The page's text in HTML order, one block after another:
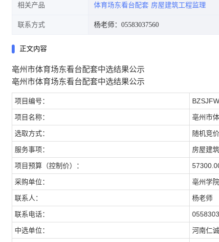
相关产品 体育场东看台配套 房屋建筑工程监理
联系方式 杨老师：05583037560
正文内容
亳州市体育场东看台配套中选结果公示
亳州市体育场东看台配套中选结果公示
项目编号：
项目名称： 亳州市
选取方式： 随机竞价
服务事项： 房屋建
项目预算（控制价）：
采购单位： 亳州学院
联系人： 杨老师
联系电话：
中选单位： 河南仁